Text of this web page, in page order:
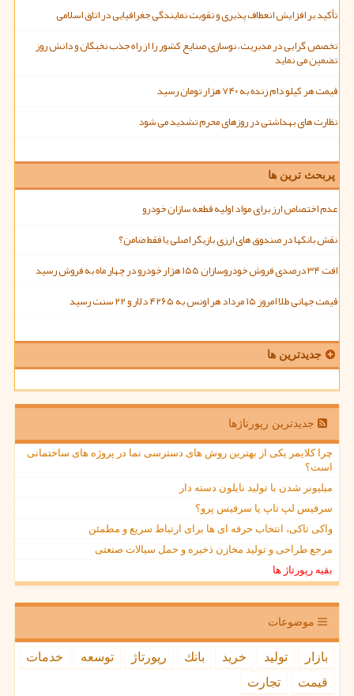
تأکید بر افزایش انعطاف پذیری و تقویت نمایندگی جغرافیایی در اتاق اسلامی
تخصص گرایی در مدیریت، نوسازی صنایع کشور را از راه جذب نخبگان و دانش روز
تضمین می نماید
قیمت هر کیلو دام زنده به ۷۴۰ هزار تومان رسید
نظارت های بهداشتی در روزهای محرم تشدید می شود
پربحث ترین ها
عدم اختصاص ارز برای مواد اولیه قطعه سازان خودرو
نقش بانکها در صندوق های ارزی بازیگر اصلی یا فقط ضامن؟
افت ۳۴ درصدی فروش خودروسازان ۱۵۵ هزار خودرو در چهار ماه به فروش رسید
قیمت جهانی طلا امروز ۱۵ مرداد هر اونس به ۴۲۶۵ دلار و ۲۲ سنت رسید
جدیدترین ها
جدیدترین رپورتاژها
چرا کلایمر یکی از بهترین روش های دسترسی نما در پروژه های ساختمانی
است؟
میلیونر شدن با تولید نایلون دسته دار
سرفیس لپ تاپ یا سرفیس پرو؟
واکی تاکی، انتخاب حرفه ای ها برای ارتباط سریع و مطمئن
مرجع طراحی و تولید مخازن ذخیره و حمل سیالات صنعتی
بقیه رپورتاژ ها
موضوعات
بازار تولید خرید بانك رپورتاژ توسعه
خدمات
قیمت
تجارت